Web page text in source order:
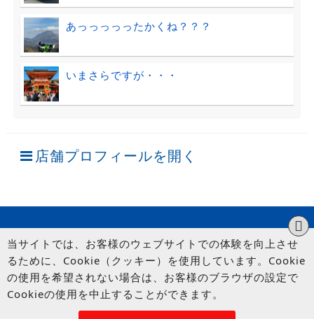
あっっっっったかくね？？？
いまさらですが・・・
店舗プロフィールを開く
© UP GARAGE GROUP Co., Ltd.
当サイトでは、お客様のウェブサイトでの体験を向上させ
るために、Cookie（クッキー）を使用しています。Cookie
の使用を希望されない場合は、お客様のブラウザの設定で
Cookieの使用を中止することができます。